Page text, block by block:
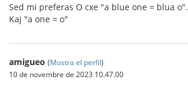
Sed mi preferas O cxe "a blue one = blua o".
Kaj "a one = o"
amigueo (Mostra el perfil)
10 de novembre de 2023 10.47.00